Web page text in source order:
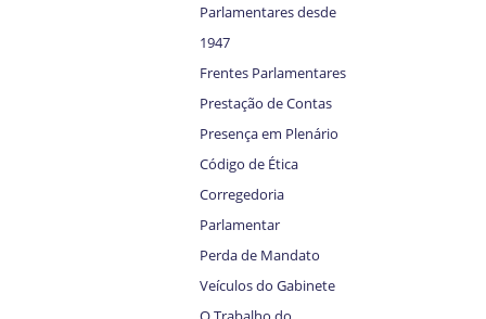
Parlamentares desde
1947
Frentes Parlamentares
Prestação de Contas
Presença em Plenário
Código de Ética
Corregedoria
Parlamentar
Perda de Mandato
Veículos do Gabinete